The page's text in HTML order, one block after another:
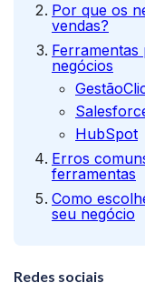
Por que os
vendas?
negócios
HubSpot
Erros
ferramentas
Como
seu negócio
Redes sociais